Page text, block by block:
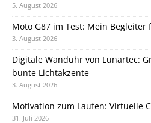
5. August 2026
Moto G87 im Test: Mein Begleiter
3. August 2026
Digitale Wanduhr von Lunartec:
bunte Lichtakzente
3. August 2026
Motivation zum Laufen: Virtuelle
31. Juli 2026